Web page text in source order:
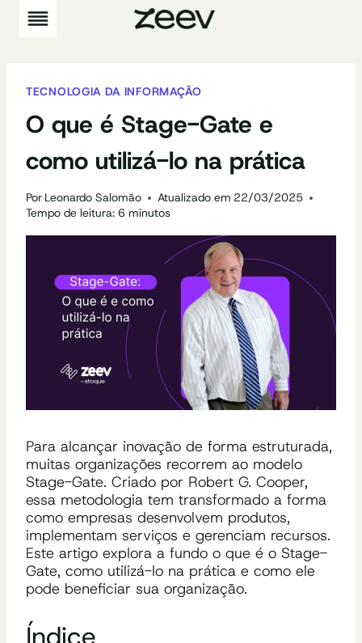
Pular
para
TECNOLOGIA DA INFORMAÇÃO
O que é Stage-Gate e
como utilizá-lo na prática
Por Leonardo Salomão Atualizado em 22/03/2025
Tempo de leitura: 6 minutos
Para alcançar inovação de forma estruturada,
muitas organizações recorrem ao modelo
Stage-Gate. Criado por Robert G. Cooper,
essa metodologia tem transformado a forma
como empresas desenvolvem produtos,
implementam serviços e gerenciam recursos.
Este artigo explora a fundo o que é o Stage-
Gate, como utilizá-lo na prática e como ele
pode beneficiar sua organização.